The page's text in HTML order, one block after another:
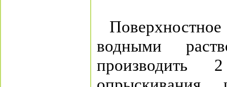
водными
производить